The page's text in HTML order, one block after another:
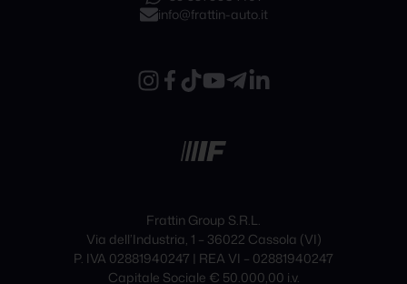
info@frattin-auto.it
Frattin Group S.R.L.
Via dell’Industria, 1 – 36022 Cassola (VI)
P. IVA 02881940247 | REA VI – 02881940247
Capitale Sociale € 50.000,00 i.v.